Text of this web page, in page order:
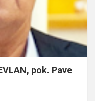
pok. Pave